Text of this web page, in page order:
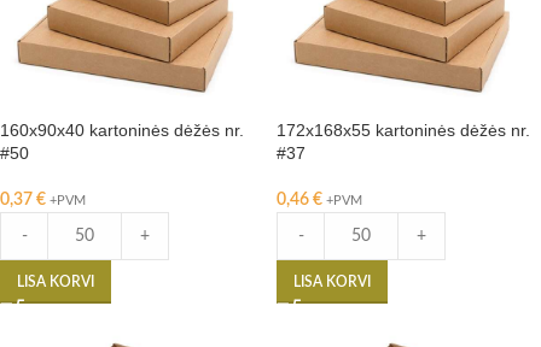
160x90x40 kartoninės dėžės nr.
#50
0,37 € +PVM
- +
LISA KORVI
172x168x55 kartoninės dėžės nr.
#37
0,46 € +PVM
- +
LISA KORVI